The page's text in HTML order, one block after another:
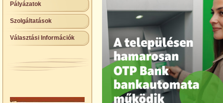
Pályázatok
Szolgáltatások
Választási Információk